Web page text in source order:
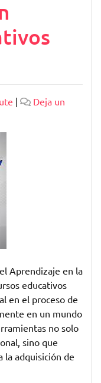
|
Deja un
Aprendizaje en la
educativos
en el proceso de
en un mundo
no solo
sino que
la adquisición de